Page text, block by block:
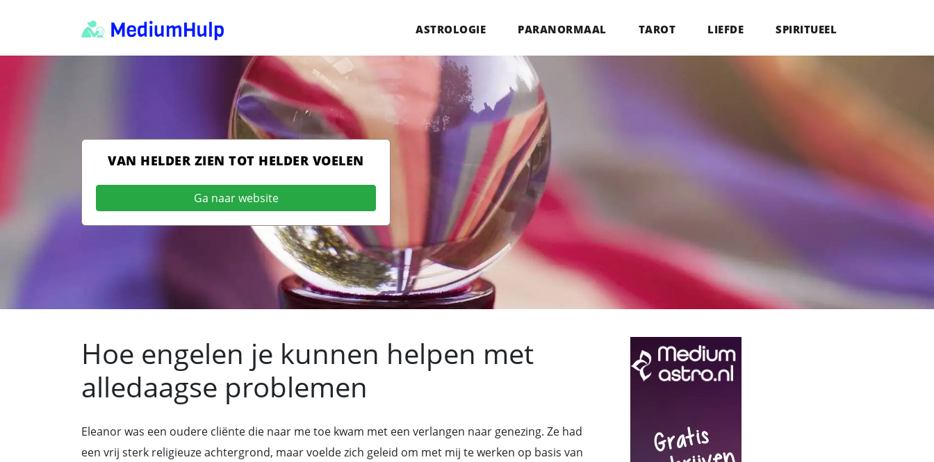
ASTROLOGIE PARANORMAAL TAROT LIEFDE SPIRITUEEL
VAN HELDER ZIEN TOT HELDER VOELEN
Ga naar website
Hoe engelen je kunnen helpen met
alledaagse problemen
Eleanor was een oudere cliënte die naar me toe kwam met een verlangen naar genezing. Ze had
een vrij sterk religieuze achtergrond, maar voelde zich geleid om met mij te werken op basis van